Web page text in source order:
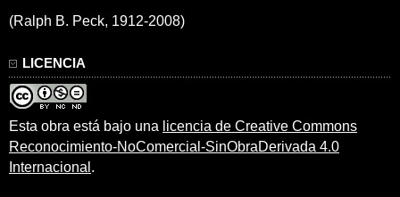
(Ralph B. Peck, 1912-2008)
LICENCIA
Esta obra está bajo una licencia de Creative Commons
Reconocimiento-NoComercial-SinObraDerivada 4.0
Internacional .